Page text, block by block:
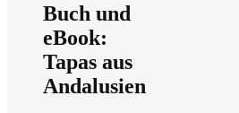
Buch und
eBook:
Tapas aus
Andalusien